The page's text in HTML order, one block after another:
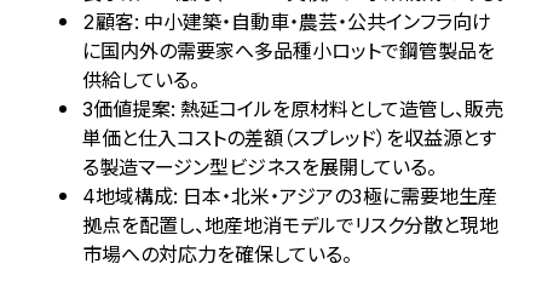
2顧客: 中小建築・自動車・農芸・公共インフラ向け
に国内外の需要家へ多品種小ロットで鋼管製品を
供給している。
3価値提案: 熱延コイルを原材料として造管し、販売
単価と仕入コストの差額（スプレッド）を収益源とす
る製造マージン型ビジネスを展開している。
4地域構成: 日本・北米・アジアの3極に需要地生産
拠点を配置し、地産地消モデルでリスク分散と現地
市場への対応力を確保している。